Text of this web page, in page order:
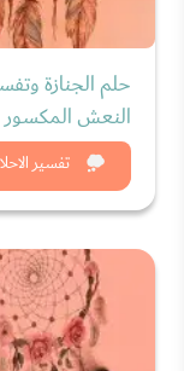
تفسير
حلم الجنازة
النعش المكسور
شاهد